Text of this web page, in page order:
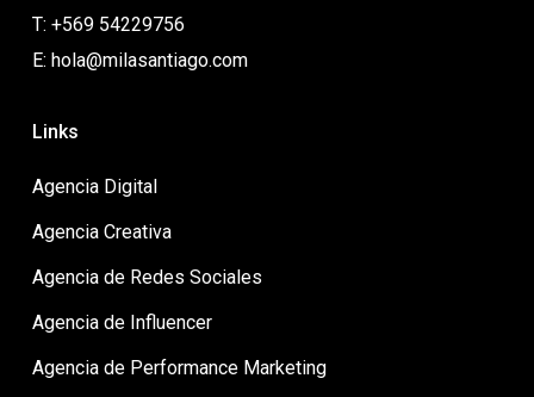
T: +569 54229756
E: hola@milasantiago.com
Links
Agencia Digital
Agencia Creativa
Agencia de Redes Sociales
Agencia de Influencer
Agencia de Performance Marketing